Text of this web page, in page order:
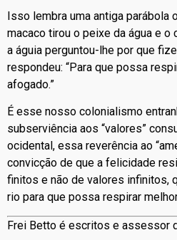
Isso lembra uma antiga parábola
macaco tirou o peixe da água e o
a águia perguntou-lhe por que
respondeu: “Para que possa
afogado.”
É esse nosso colonialismo
subserviência aos “valores”
ocidental, essa reverência ao
convicção de que a felicidade
finitos e não de valores infinitos,
rio para que possa respirar
Frei Betto é escritos e assessor